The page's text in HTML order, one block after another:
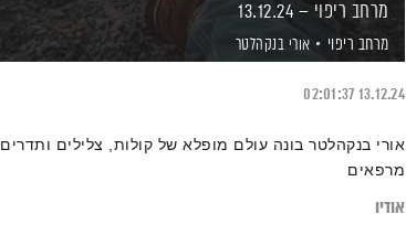
מרחב ריפוי – 13.12.24
מרחב ריפוי אורי בנקהלטר
13.12.24
02:01:37
אורי בנקהלטר בונה עולם מופלא של קולות, צלילים ותדרים
מרפאים
אודיו